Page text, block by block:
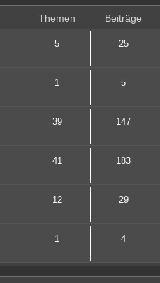
Themen Beiträge
5 25
1 5
39 147
41 183
12 29
1 4